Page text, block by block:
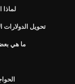
تحويل الدولارات
ما هي